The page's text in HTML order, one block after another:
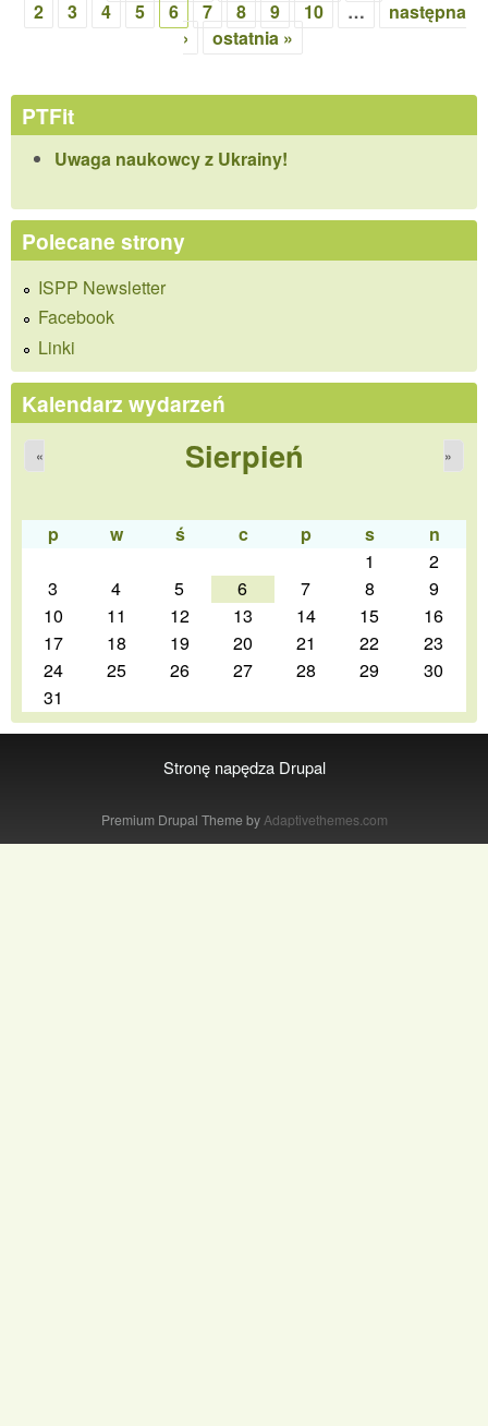
2
3 4 5 6 7 8 9 10 …
następna
›
ostatnia »
PTFit
Uwaga naukowcy z Ukrainy!
Polecane strony
ISPP Newsletter
Facebook
Linki
Kalendarz wydarzeń
Sierpień
« »
p w ś c p s
n
1
2
3
4 5 6 7 8
9
10
11 12 13 14 15
16
17
18 19 20 21 22
23
24
25 26 27 28 29
30
31
Stronę napędza Drupal
Premium Drupal Theme by Adaptivethemes.com